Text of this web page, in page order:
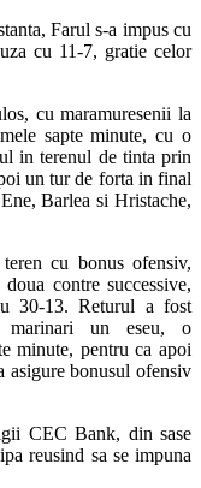
Farul s-a impus cu
cu 11-7, gratie celor
cu maramuresenii la
sapte minute, cu o
in terenul de tinta prin
un tur de forta in final
Barlea si Hristache,
cu bonus ofensiv,
contre successive,
30-13. Returul a fost
marinari un eseu, o
minute, pentru ca apoi
asigure bonusul ofensiv
CEC Bank, din sase
reusind sa se impuna